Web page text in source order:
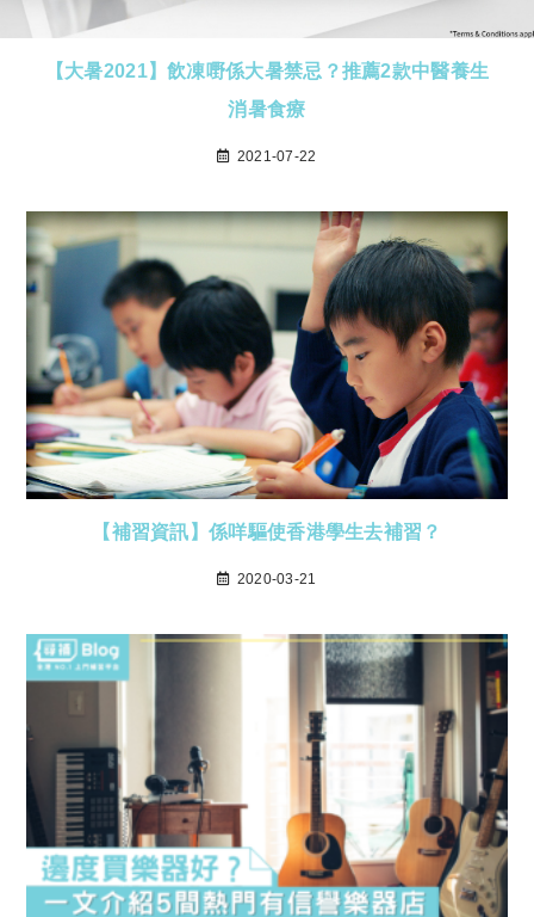
【大暑2021】飲凍嘢係大暑禁忌？推薦2款中醫養生
消暑食療
2021-07-22
【補習資訊】係咩驅使香港學生去補習？
2020-03-21